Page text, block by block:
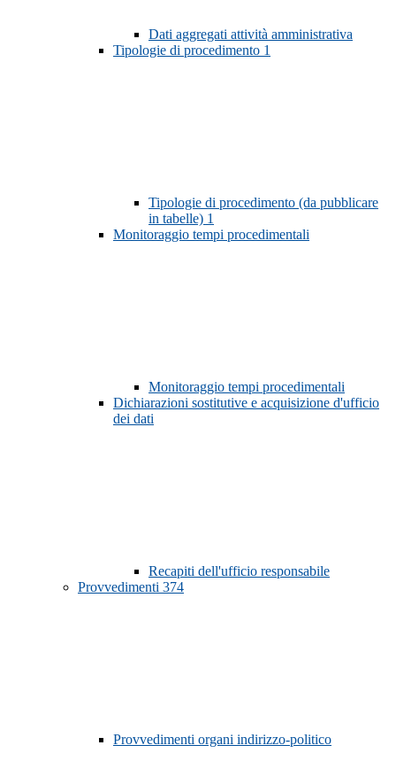
Dati aggregati attività amministrativa
Tipologie di procedimento 1
Tipologie di procedimento (da pubblicare
in tabelle) 1
Monitoraggio tempi procedimentali
Monitoraggio tempi procedimentali
Dichiarazioni sostitutive e acquisizione d'ufficio
dei dati
Recapiti dell'ufficio responsabile
Provvedimenti 374
Provvedimenti organi indirizzo-politico